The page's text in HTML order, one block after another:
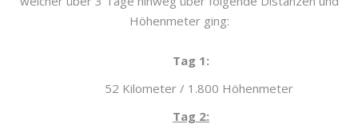
Höhenmeter ging:
Tag 1:
52 Kilometer / 1.800 Höhenmeter
Tag 2: